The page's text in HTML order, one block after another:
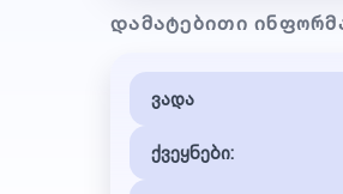
ᲓᲐᲛᲐᲢᲔᲑᲘᲗᲘ
ვადა
ქვეყნები: